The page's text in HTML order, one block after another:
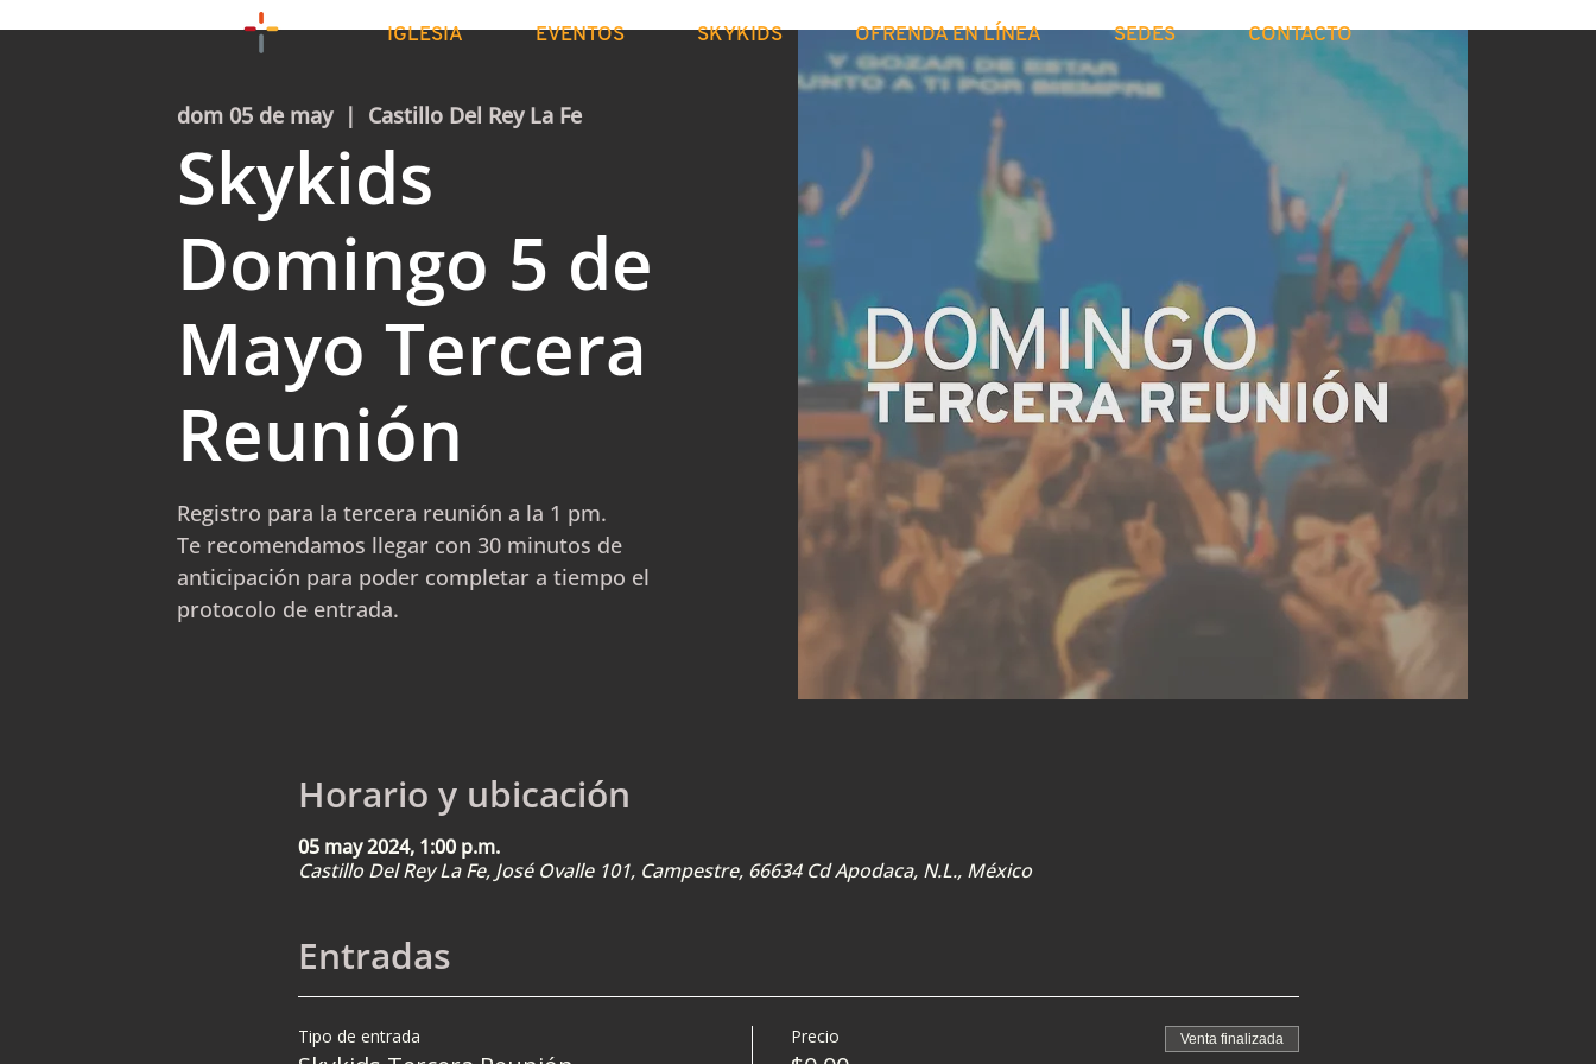
IGLESIA EVENTOS SKYKIDS OFRENDA EN LÍNEA SEDES CONTACTO
dom 05 de may
  |
Castillo Del Rey La Fe
Skykids
Domingo 5 de
Mayo Tercera
Reunión
Registro para la tercera reunión a la 1 pm.
Te recomendamos llegar con 30 minutos de
anticipación para poder completar a tiempo el
protocolo de entrada.
Horario y ubicación
05 may 2024, 1:00 p.m.
Castillo Del Rey La Fe, José Ovalle 101, Campestre, 66634 Cd Apodaca, N.L., México
Entradas
Tipo de entrada Precio Venta finalizada